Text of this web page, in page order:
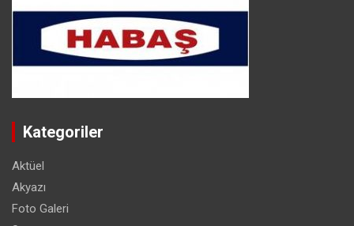
Kategoriler
Aktüel
Akyazı
Foto Galeri